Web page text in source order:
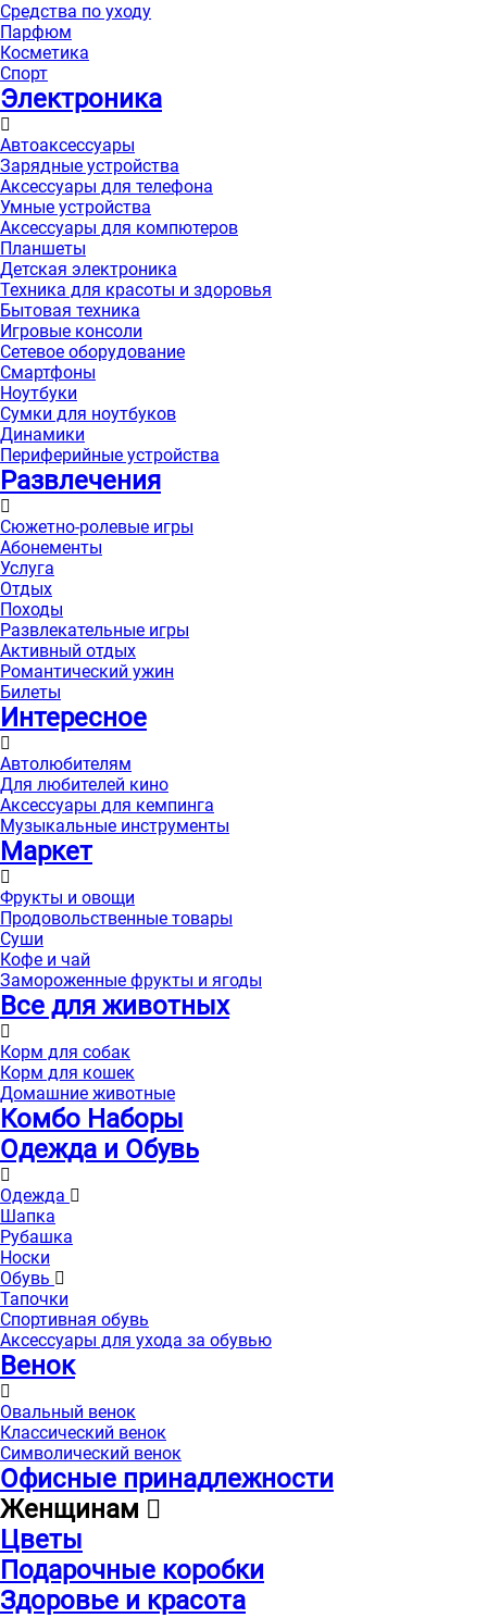
Средства по уходу
Парфюм
Косметика
Спорт
Электроника
Автоаксессуары
Зарядные устройства
Аксессуары для телефона
Умные устройства
Аксессуары для компютеров
Планшеты
Детская электроника
Техника для красоты и здоровья
Бытовая техника
Игровые консоли
Сетевое оборудование
Смартфоны
Ноутбуки
Сумки для ноутбуков
Динамики
Периферийные устройства
Развлечения
Сюжетно-ролевые игры
Абонементы
Услуга
Отдых
Походы
Развлекательные игры
Активный отдых
Романтический ужин
Билеты
Интересноe
Автолюбителям
Для любителей кино
Аксессуары для кемпинга
Музыкальные инструменты
Маркет
Фрукты и овощи
Продовольственные товары
Суши
Кофе и чай
Замороженные фрукты и ягоды
Все для животных
Корм для собак
Корм для кошек
Домашние животные
Комбо Наборы
Одежда и Обувь
Одежда
Шапка
Рубашка
Носки
Обувь
Тапочки
Спортивная обувь
Аксессуары для ухода за обувью
Венок
Овальный венок
Классический венок
Символический венок
Офисные принадлежности
Женщинам
Цветы
Подарочные коробки
Здоровье и красота